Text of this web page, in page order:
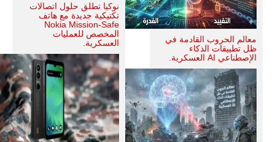
معالم الحروب القادمة في
ظل تطبيقات الذكاء
الإصطناعي AI العسكرية.
نوكيا تطلق حلول اتصالات
تكتيكية جديدة مع هاتف
Nokia Mission-Safe
المخصص للعمليات
العسكرية.